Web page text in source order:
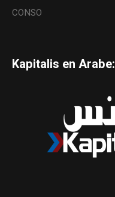
CONSO
Kapitalis en Arabe: